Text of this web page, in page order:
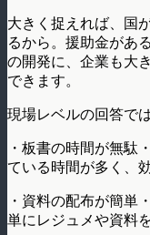
大きく捉えれば、国
るから。援助金があ
の開発に、企業も大
できます。
現場レベルの回答で
・板書の時間が無駄
ている時間が多く、
・資料の配布が簡単
単にレジュメや資料